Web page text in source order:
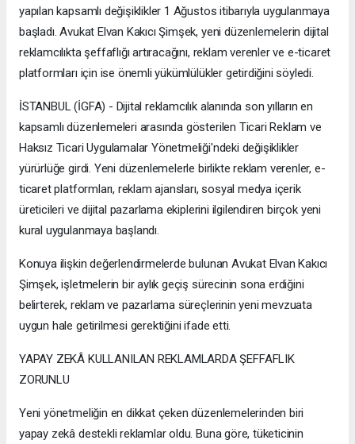
yapılan kapsamlı değişiklikler 1 Ağustos itibarıyla uygulanmaya
başladı. Avukat Elvan Kakıcı Şimşek, yeni düzenlemelerin dijital
reklamcılıkta şeffaflığı artıracağını, reklam verenler ve e-ticaret
platformları için ise önemli yükümlülükler getirdiğini söyledi.
İSTANBUL (İGFA) - Dijital reklamcılık alanında son yılların en
kapsamlı düzenlemeleri arasında gösterilen Ticari Reklam ve
Haksız Ticari Uygulamalar Yönetmeliği'ndeki değişiklikler
yürürlüğe girdi. Yeni düzenlemelerle birlikte reklam verenler, e-
ticaret platformları, reklam ajansları, sosyal medya içerik
üreticileri ve dijital pazarlama ekiplerini ilgilendiren birçok yeni
kural uygulanmaya başlandı.
Konuya ilişkin değerlendirmelerde bulunan Avukat Elvan Kakıcı
Şimşek, işletmelerin bir aylık geçiş sürecinin sona erdiğini
belirterek, reklam ve pazarlama süreçlerinin yeni mevzuata
uygun hale getirilmesi gerektiğini ifade etti.
YAPAY ZEKÂ KULLANILAN REKLAMLARDA ŞEFFAFLIK
ZORUNLU
Yeni yönetmeliğin en dikkat çeken düzenlemelerinden biri
yapay zekâ destekli reklamlar oldu. Buna göre, tüketicinin